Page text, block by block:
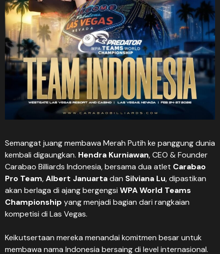
Semangat juang membawa Merah Putih ke panggung dunia
kembali digaungkan. Hendra Kurniawan, CEO & Founder
Carabao Billiards Indonesia, bersama dua atlet Carabao
Pro Team,Albert Januartadan Silviana Lu, dipastikan
akan berlaga di ajang bergengsi WPA World Teams
Championship yang menjadi bagian dari rangkaian
kompetisi di Las Vegas.
Keikutsertaan mereka menandai komitmen besar untuk
membawa nama Indonesia bersaing di level internasional.